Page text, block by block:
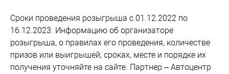
Сроки проведения розыгрыша с 01.12.2022 по
16.12.2023. Информацию об организаторе
розыгрыша, о правилах его проведения, количестве
призов или выигрышей, сроках, месте и порядке их
получения уточняйте на сайте. Партнер – Автоцентр